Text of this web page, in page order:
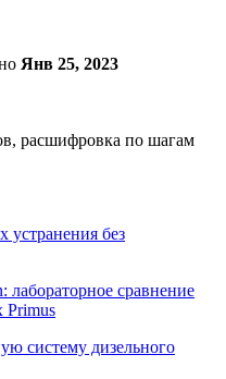
Янв 25, 2023
без
лабораторное сравнение
Primus
систему дизельного